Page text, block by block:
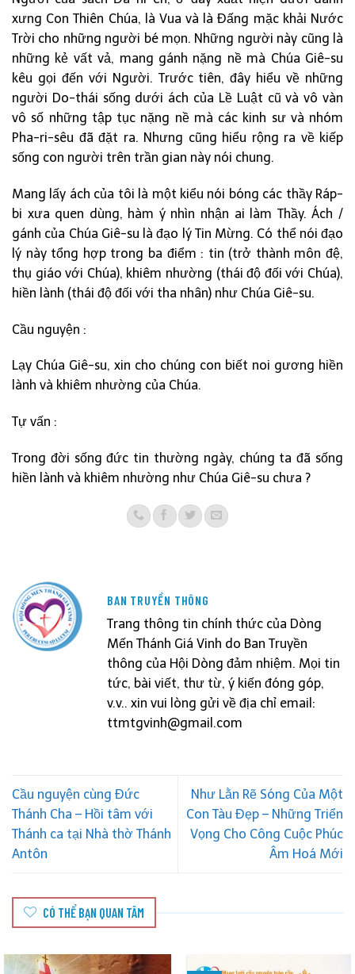
xưng Con Thiên Chúa, là Vua và là Đấng mặc khải Nước
Trời cho những người bé mọn. Những người này cũng là
những kẻ vất vả, mang gánh nặng nề mà Chúa Giê-su
kêu gọi đến với Người. Trước tiên, đây hiểu về những
người Do-thái sống dưới ách của Lề Luật cũ và vô vàn
vô số những tập tục nặng nề mà các kinh sư và nhóm
Pha-ri-sêu đã đặt ra. Nhưng cũng hiểu rộng ra về kiếp
sống con người trên trần gian này nói chung.
Mang lấy ách của tôi là một kiểu nói bóng các thầy Ráp-
bi xưa quen dùng, hàm ý nhìn nhận ai làm Thầy. Ách /
gánh của Chúa Giê-su là đạo lý Tin Mừng. Có thể nói đạo
lý này tổng hợp trong ba điểm : tin (trở thành môn đệ,
thụ giáo với Chúa), khiêm nhường (thái độ đối với Chúa),
hiền lành (thái độ đối với tha nhân) như Chúa Giê-su.
Cầu nguyện :
Lạy Chúa Giê-su, xin cho chúng con biết noi gương hiền
lành và khiêm nhường của Chúa.
Tự vấn :
Trong đời sống đức tin thường ngày, chúng ta đã sống
hiền lành và khiêm nhường như Chúa Giê-su chưa ?
BAN TRUYỀN THÔNG
Trang thông tin chính thức của Dòng
Mến Thánh Giá Vinh do Ban Truyền
thông của Hội Dòng đảm nhiệm. Mọi tin
tức, bài viết, thư từ, ý kiến đóng góp,
v.v.. xin vui lòng gửi về địa chỉ email:
ttmtgvinh@gmail.com
Cầu nguyện cùng Đức
Thánh Cha – Hồi tâm với
Thánh ca tại Nhà thờ Thánh
Antôn
Như Lằn Rẽ Sóng Của Một
Con Tàu Đẹp – Những Triển
Vọng Cho Công Cuộc Phúc
Âm Hoá Mới
CÓ THỂ BẠN QUAN TÂM